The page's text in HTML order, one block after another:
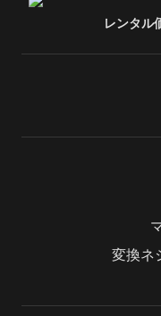
レンタル
変換ネ